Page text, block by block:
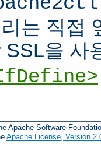
는 직접
SSL을 사
Apache Software
Apache License, Version